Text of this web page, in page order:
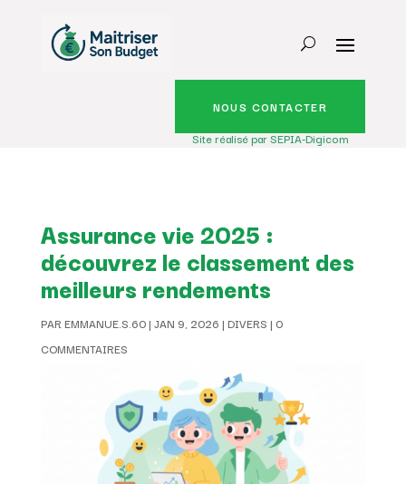
NOUS CONTACTER
Site réalisé par SEPIA-Digicom
Assurance vie 2025 :
découvrez le classement des
meilleurs rendements
PAREMMANUE.S.60| JAN 9, 2026 | DIVERS | 0
COMMENTAIRES